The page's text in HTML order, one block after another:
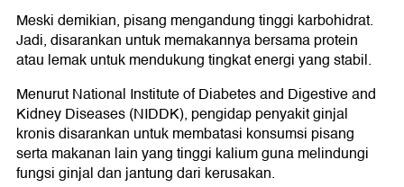
Meski demikian, pisang mengandung tinggi karbohidrat.
Jadi, disarankan untuk memakannya bersama protein
atau lemak untuk mendukung tingkat energi yang stabil.
Menurut National Institute of Diabetes and Digestive and
Kidney Diseases (NIDDK), pengidap penyakit ginjal
kronis disarankan untuk membatasi konsumsi pisang
serta makanan lain yang tinggi kalium guna melindungi
fungsi ginjal dan jantung dari kerusakan.